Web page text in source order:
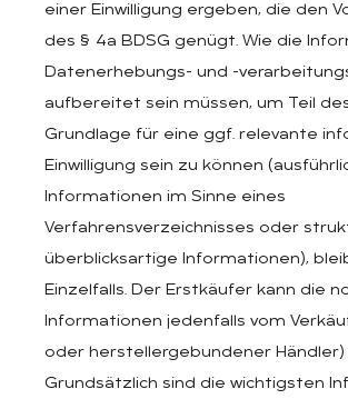
einer Einwilligung ergeben, die den
des § 4a BDSG genügt. Wie die
Datenerhebungs- und -
aufbereitet sein müssen, um Teil
Grundlage für eine ggf. relevante
Einwilligung sein zu können
Informationen im Sinne eines
Verfahrensverzeichnisses oder
überblicksartige Informationen),
Einzelfalls. Der Erstkäufer kann die
Informationen jedenfalls vom
oder herstellergebundener Händler)
Grundsätzlich sind die wichtigsten